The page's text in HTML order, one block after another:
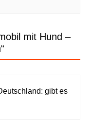
mit Hund –
“
gibt es